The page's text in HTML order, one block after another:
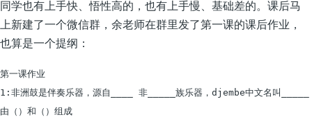
同学也有上手快、悟性高的，也有上手慢、基础差的。课后马
上新建了一个微信群，余老师在群里发了第一课的课后作业，
也算是一个提纲：
第一课作业
1:非洲鼓是伴奏乐器，源自____ 非_____族乐器，djembe中文名叫_____
由（）和（）组成